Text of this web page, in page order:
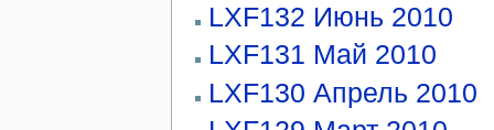
LXF132 Июнь 2010
LXF131 Май 2010
LXF130 Апрель 2010